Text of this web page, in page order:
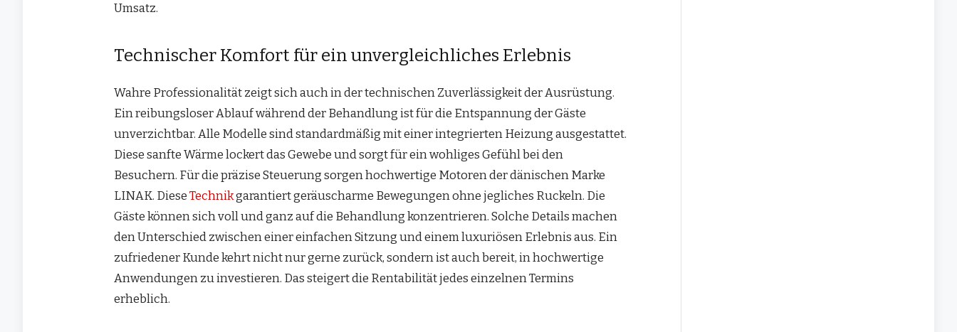
Umsatz.
Technischer Komfort für ein unvergleichliches Erlebnis
Wahre Professionalität zeigt sich auch in der technischen Zuverlässigkeit der Ausrüstung.
Ein reibungsloser Ablauf während der Behandlung ist für die Entspannung der Gäste
unverzichtbar. Alle Modelle sind standardmäßig mit einer integrierten Heizung ausgestattet.
Diese sanfte Wärme lockert das Gewebe und sorgt für ein wohliges Gefühl bei den
Besuchern. Für die präzise Steuerung sorgen hochwertige Motoren der dänischen Marke
LINAK. DieseTechnikgarantiert geräuscharme Bewegungen ohne jegliches Ruckeln. Die
Gäste können sich voll und ganz auf die Behandlung konzentrieren. Solche Details machen
den Unterschied zwischen einer einfachen Sitzung und einem luxuriösen Erlebnis aus. Ein
zufriedener Kunde kehrt nicht nur gerne zurück, sondern ist auch bereit, in hochwertige
Anwendungen zu investieren. Das steigert die Rentabilität jedes einzelnen Termins
erheblich.